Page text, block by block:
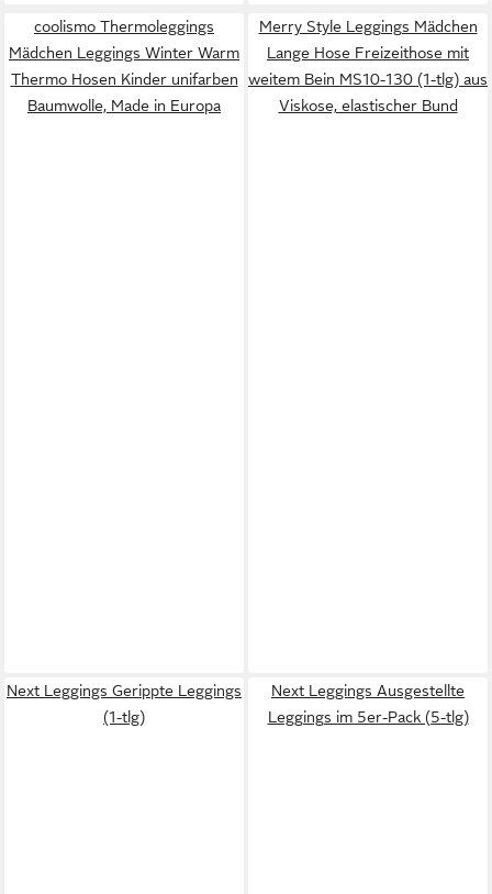
coolismo Thermoleggings
Mädchen Leggings Winter Warm
Thermo Hosen Kinder unifarben
Baumwolle, Made in Europa
Merry Style Leggings Mädchen
Lange Hose Freizeithose mit
weitem Bein MS10-130 (1-tlg) aus
Viskose, elastischer Bund
Next Leggings Gerippte Leggings
(1-tlg)
Next Leggings Ausgestellte
Leggings im 5er-Pack (5-tlg)